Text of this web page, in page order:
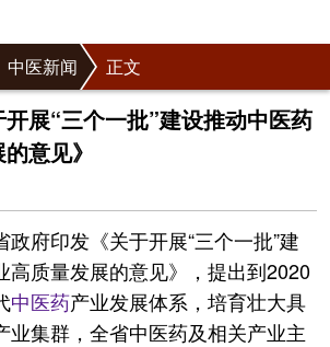
中医新闻 正文
展“三个一批”建设推动中医药
意见》
政府印发《关于开展“三个一批”建
高质量发展的意见》，提出到2020
中医药产业发展体系，培育壮大具
业集群，全省中医药及相关产业主